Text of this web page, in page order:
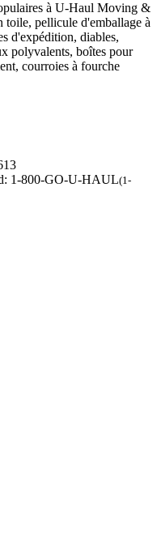
à U-Haul Moving &
toile, pellicule d'emballage à
d'expédition, diables,
polyvalents, boîtes pour
courroies à fourche
1-800-GO-U-HAUL(1-